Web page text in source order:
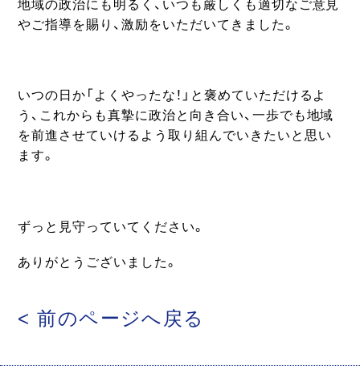
地域の政治にも明るく、いつも厳しくも適切なご意見
やご指導を賜り、激励をいただいてきました。
いつの日か「よくやったな！」と褒めていただけるよ
う、これからも真摯に政治と向き合い、一歩でも地域
を前進させていけるよう取り組んでいきたいと思い
ます。
ずっと見守っていてください。
ありがとうございました。
< 前のページへ戻る